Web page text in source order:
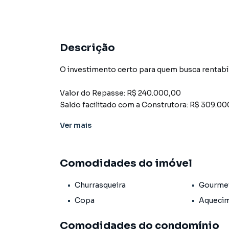
Descrição
O investimento certo para quem busca
Valor do Repasse: R$ 240.000,00
Saldo facilitado com a Construtora: R$
Localizado no coração de Tambaú, a poucos
Tambaú é o bairro mais valorizado e
completa de lazer, conveniência e
e retorno consistente.
Ver mais
Comodidades do imóvel
Churrasqueira
Copa
Comodidades do condomínio